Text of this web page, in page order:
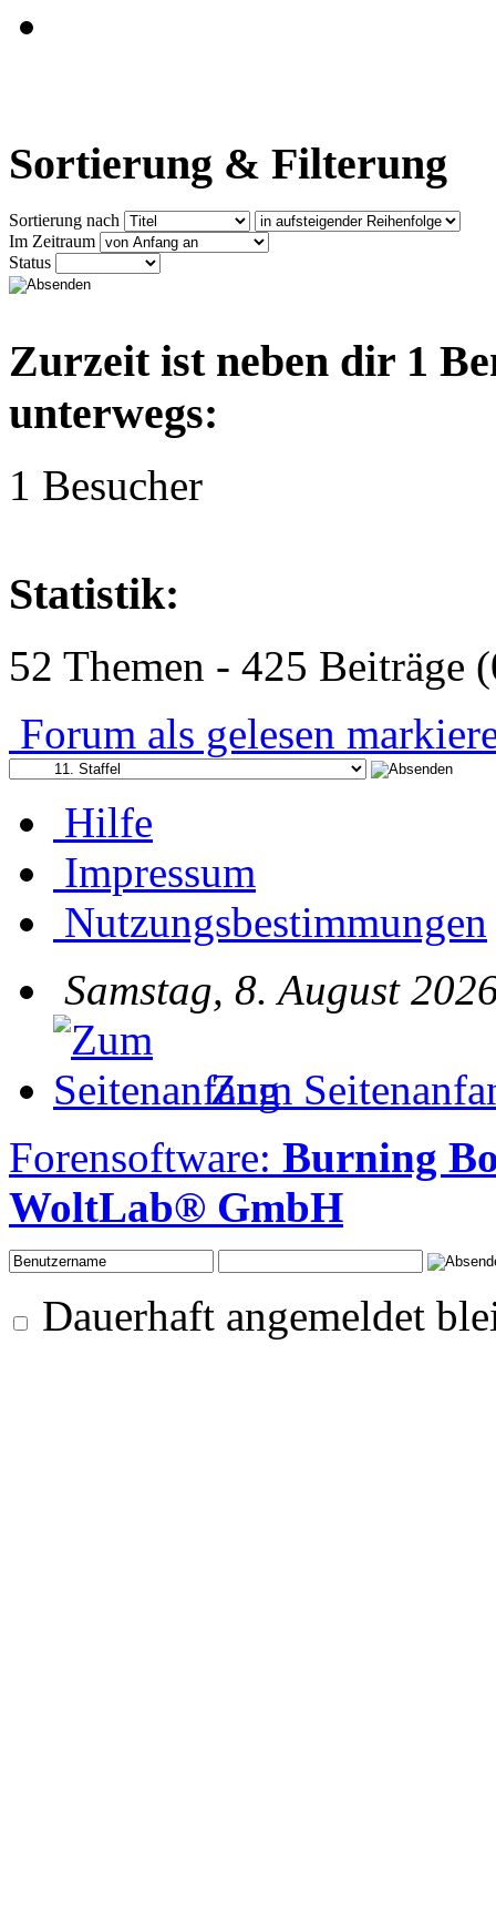
Sortierung & Filterung
Sortierung nach
Im Zeitraum
Status
Zurzeit ist neben dir 1
unterwegs:
1 Besucher
Statistik:
52 Themen - 425 Beiträge
Forum als gelesen
Hilfe
Impressum
Nutzungsbestimmungen
Samstag, 8. August
Zum
Forensoftware: Burning
WoltLab® GmbH
Dauerhaft angemeldet